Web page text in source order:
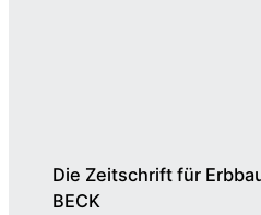
Die Zeitschrift für
BECK